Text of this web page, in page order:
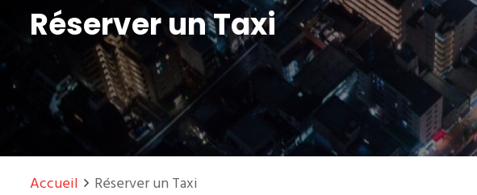
Réserver un Taxi
Accueil Réserver un Taxi